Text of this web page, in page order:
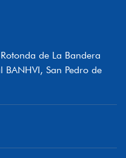
de La Bandera
San Pedro de